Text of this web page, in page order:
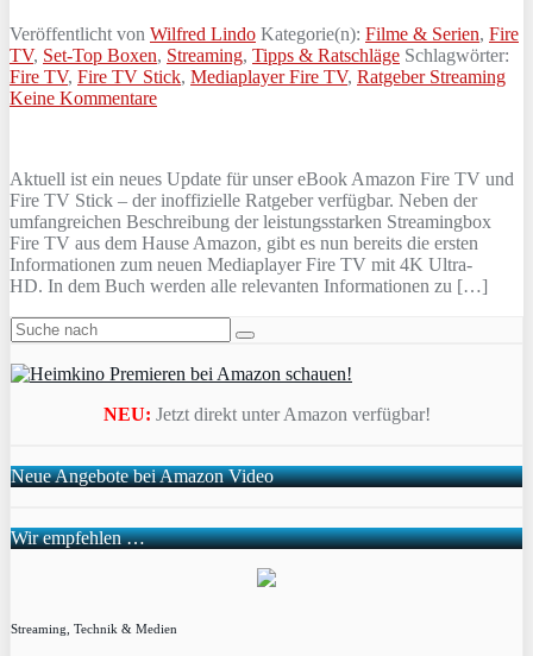
Veröffentlicht von Wilfred Lindo Kategorie(n): Filme & Serien, Fire
TV, Set-Top Boxen, Streaming, Tipps & Ratschläge Schlagwörter:
Fire TV, Fire TV Stick, Mediaplayer Fire TV, Ratgeber Streaming
Keine Kommentare
Aktuell ist ein neues Update für unser eBook Amazon Fire TV und
Fire TV Stick – der inoffizielle Ratgeber verfügbar. Neben der
umfangreichen Beschreibung der leistungsstarken Streamingbox
Fire TV aus dem Hause Amazon, gibt es nun bereits die ersten
Informationen zum neuen Mediaplayer Fire TV mit 4K Ultra-
HD. In dem Buch werden alle relevanten Informationen zu […]
NEU: Jetzt direkt unter Amazon verfügbar!
Neue Angebote bei Amazon Video
Wir empfehlen …
Streaming, Technik & Medien